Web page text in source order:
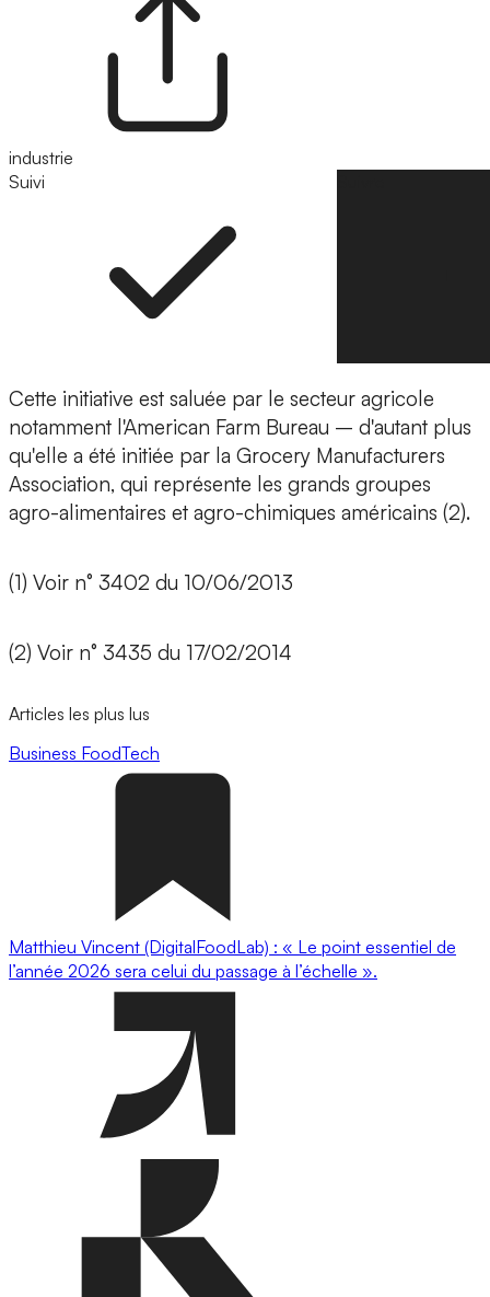
industrie
Suivi
Cette initiative est saluée par le secteur agricole
notamment l'American Farm Bureau – d'autant plus
qu'elle a été initiée par la Grocery Manufacturers
Association, qui représente les grands groupes
agro-alimentaires et agro-chimiques américains (2).
(1) Voir n° 3402 du 10/06/2013
(2) Voir n° 3435 du 17/02/2014
Articles les plus lus
Business FoodTech
Matthieu Vincent (DigitalFoodLab) : « Le point essentiel de
l’année 2026 sera celui du passage à l’échelle ».